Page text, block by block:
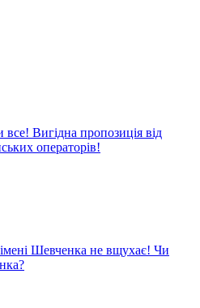
Вигідна пропозиція від
операторів!
Шевченка не вщухає! Чи